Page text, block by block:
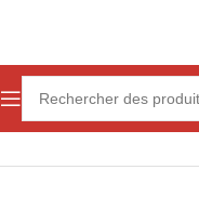
Accueil Outillage